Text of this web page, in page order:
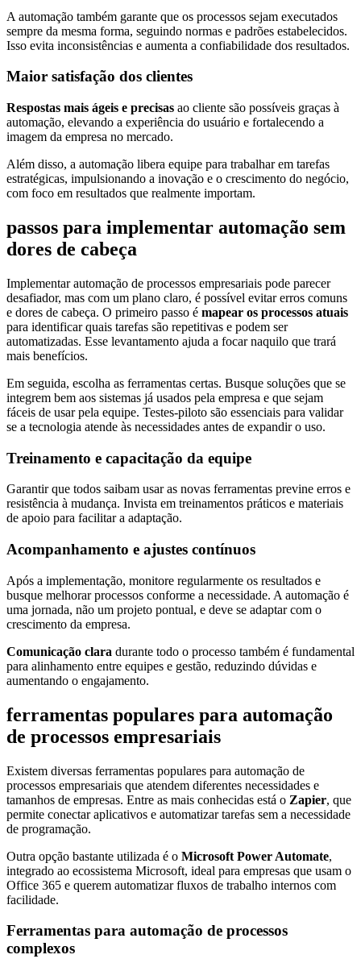
A automação também garante que os processos sejam executados
sempre da mesma forma, seguindo normas e padrões estabelecidos.
Isso evita inconsistências e aumenta a confiabilidade dos resultados.
Maior satisfação dos clientes
Respostas mais ágeis e precisas ao cliente são possíveis graças à
automação, elevando a experiência do usuário e fortalecendo a
imagem da empresa no mercado.
Além disso, a automação libera equipe para trabalhar em tarefas
estratégicas, impulsionando a inovação e o crescimento do negócio,
com foco em resultados que realmente importam.
passos para implementar automação sem
dores de cabeça
Implementar automação de processos empresariais pode parecer
desafiador, mas com um plano claro, é possível evitar erros comuns
e dores de cabeça. O primeiro passo é mapear os processos atuais
para identificar quais tarefas são repetitivas e podem ser
automatizadas. Esse levantamento ajuda a focar naquilo que trará
mais benefícios.
Em seguida, escolha as ferramentas certas. Busque soluções que se
integrem bem aos sistemas já usados pela empresa e que sejam
fáceis de usar pela equipe. Testes-piloto são essenciais para validar
se a tecnologia atende às necessidades antes de expandir o uso.
Treinamento e capacitação da equipe
Garantir que todos saibam usar as novas ferramentas previne erros e
resistência à mudança. Invista em treinamentos práticos e materiais
de apoio para facilitar a adaptação.
Acompanhamento e ajustes contínuos
Após a implementação, monitore regularmente os resultados e
busque melhorar processos conforme a necessidade. A automação é
uma jornada, não um projeto pontual, e deve se adaptar com o
crescimento da empresa.
Comunicação clara durante todo o processo também é fundamental
para alinhamento entre equipes e gestão, reduzindo dúvidas e
aumentando o engajamento.
ferramentas populares para automação
de processos empresariais
Existem diversas ferramentas populares para automação de
processos empresariais que atendem diferentes necessidades e
tamanhos de empresas. Entre as mais conhecidas está o Zapier, que
permite conectar aplicativos e automatizar tarefas sem a necessidade
de programação.
Outra opção bastante utilizada é o Microsoft Power Automate,
integrado ao ecossistema Microsoft, ideal para empresas que usam o
Office 365 e querem automatizar fluxos de trabalho internos com
facilidade.
Ferramentas para automação de processos
complexos